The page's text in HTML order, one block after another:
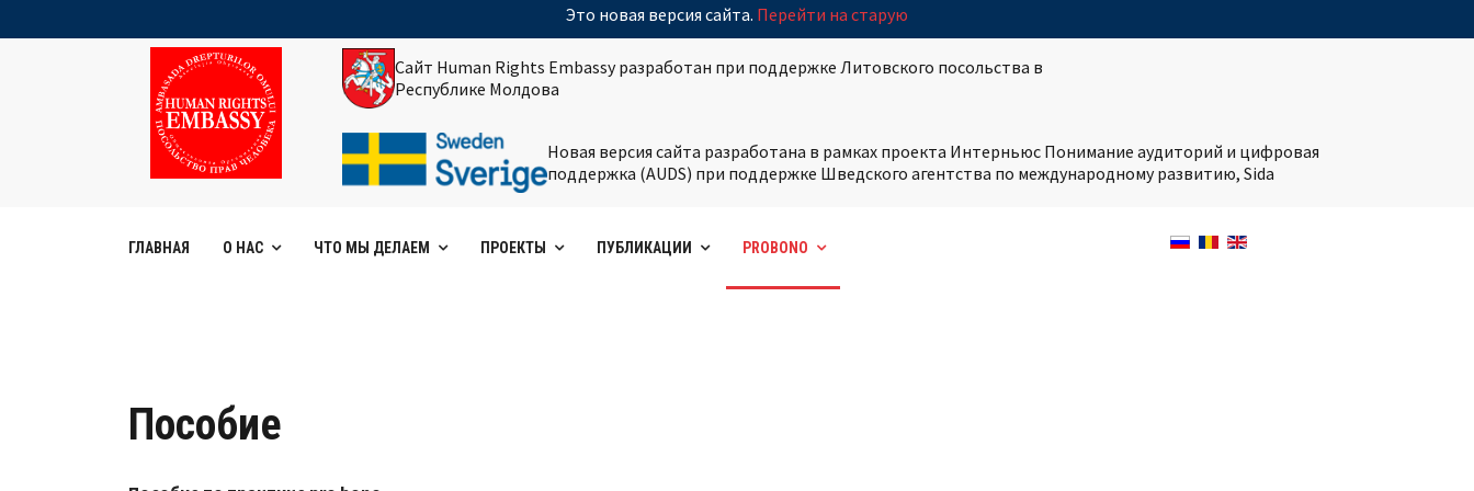
Это новая версия сайта. Перейти на старую
Сайт Human Rights Embassy разработан при поддержке Литовского посольства в
Республике Молдова
Новая версия сайта разработана в рамках проекта Интерньюс Понимание аудиторий и цифровая
поддержка (AUDS) при поддержке Шведского агентства по международному развитию, Sida
ГЛАВНАЯ О НАС ЧТО МЫ ДЕЛАЕМ ПРОЕКТЫ ПУБЛИКАЦИИ PROBONO
Пособие